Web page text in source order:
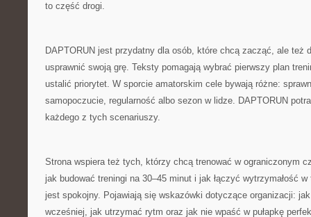
to część drogi.
DAPTORUN jest przydatny dla osób, które chcą zacząć, ale też
usprawnić swoją grę. Teksty pomagają wybrać pierwszy plan
ustalić priorytet. W sporcie amatorskim cele bywają różne:
samopoczucie, regularność albo sezon w lidze. DAPTORUN
każdego z tych scenariuszy.
Strona wspiera też tych, którzy chcą trenować w ograniczonym
jak budować treningi na 30–45 minut i jak łączyć wytrzymałość
jest spokojny. Pojawiają się wskazówki dotyczące organizacji:
wcześniej, jak utrzymać rytm oraz jak nie wpaść w pułapkę